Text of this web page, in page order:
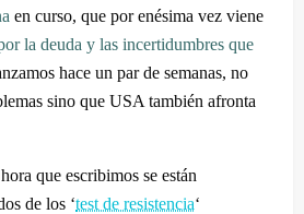
en curso, que por enésima vez viene
la deuda y las incertidumbres que
hace un par de semanas, no
sino que USA también afronta
que escribimos se están
de los ‘test de resistencia‘